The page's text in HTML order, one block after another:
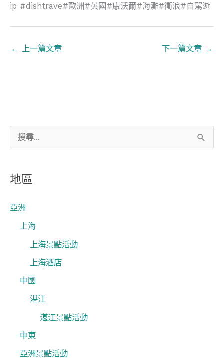
關
鍵
字
地區
亞洲
上海
上海景點活動
上海酒店
中國
湛江
湛江景點活動
中東
亞洲景點活動
ip #dishtrave#歐洲#英國#康沃爾#海灘#衝浪#自駕遊
← 上一篇文章 下一篇文章 →